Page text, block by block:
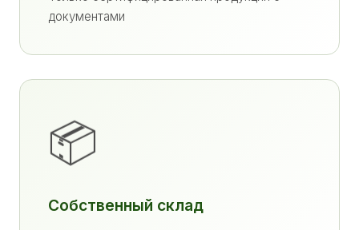
документами
📦
Собственный склад